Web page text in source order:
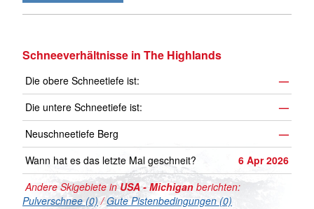
Schneeverhältnisse in The Highlands
Die obere Schneetiefe ist:
—
Die untere Schneetiefe ist:
—
Neuschneetiefe Berg
—
Wann hat es das letzte Mal geschneit?
6 Apr 2026
Andere Skigebiete inUSA - Michigan berichten:
Pulverschnee (0)/Gute Pistenbedingungen (0)